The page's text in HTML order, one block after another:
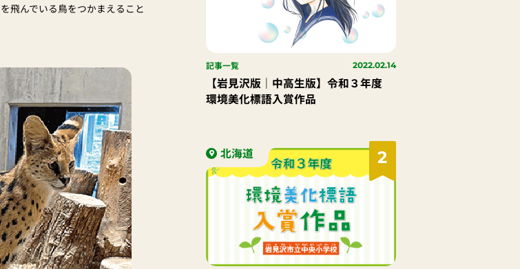
飛んでいる鳥をつかまえること
記事一覧 2022.02.14
【岩見沢版｜中高生版】令和３年度
環境美化標語入賞作品
2
北海道